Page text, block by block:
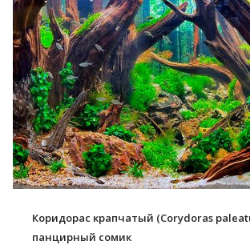
Коридорас крапчатый (Corydoras
панцирный сомик